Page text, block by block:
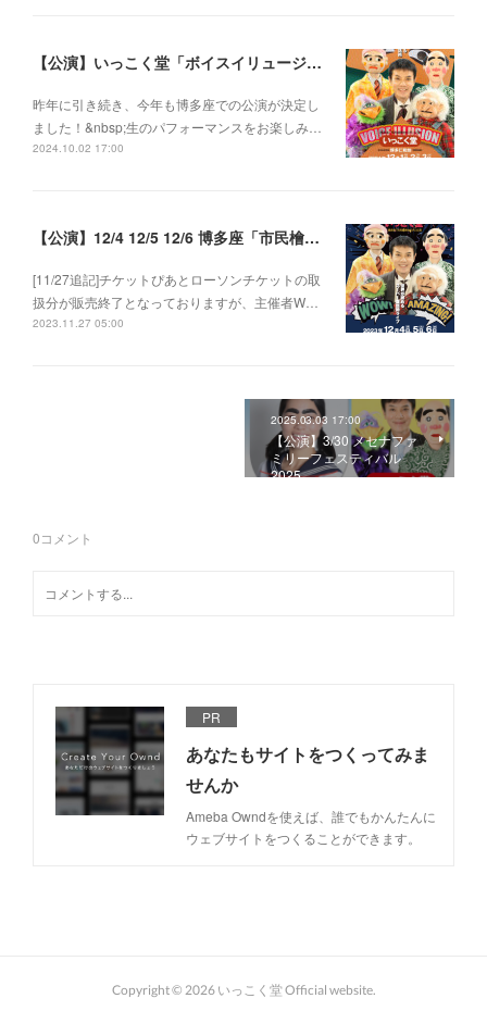
【公演】いっこく堂「ボイスイリュージョン」＆博多仁和加 2024年度博多座「市民檜舞台の月」公演
昨年に引き続き、今年も博多座での公演が決定し
ました！&nbsp;生のパフォーマンスをお楽しみ…
2024.10.02 17:00
【公演】12/4 12/5 12/6 博多座「市民檜舞台の月」公演 いっこく堂 2023ボイスイリュージョン
[11/27追記]チケットぴあとローソンチケットの取
扱分が販売終了となっておりますが、主催者W…
2023.11.27 05:00
2025.03.03 17:00
【公演】3/30 メセナファ
ミリーフェスティバル
2025
0コメント
PR
あなたもサイトをつくってみま
せんか
Ameba Owndを使えば、誰でもかんたんに
ウェブサイトをつくることができます。
Copyright © 2026 いっこく堂 Official website.